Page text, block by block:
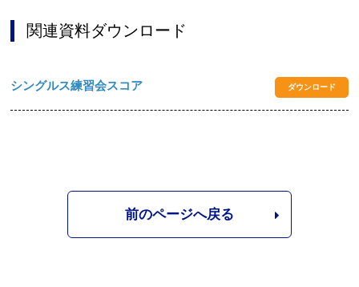
関連資料ダウンロード
シングルス練習会スコア ダウンロード
前のページへ戻る